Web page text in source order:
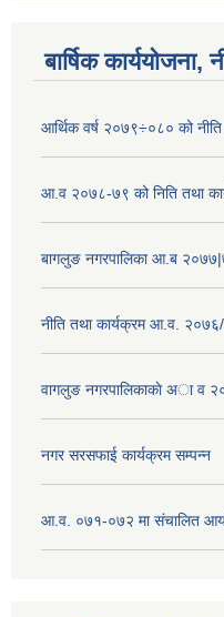
बार्षिक कार्ययोजना,
आर्थिक वर्ष २०७९÷०८० को
आ.व २०७८-७९ को निति तथा
बागलुङ नगरपालिका आ.ब
नीति तथा कार्यक्रम आ.व.
वागलुङ नगरपालिकाकाे अा‍ व
नगर सरसफाई कार्यक्रम सम्पन्न
आ.व. ०७१-०७२ मा संचालित